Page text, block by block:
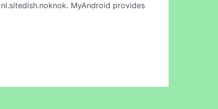
MyAndroid provides